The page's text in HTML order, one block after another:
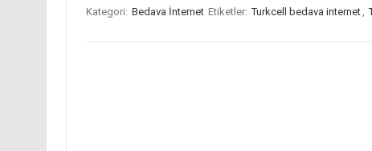
Kategori: Bedava İnternet Etiketler: Turkcell bedava internet,